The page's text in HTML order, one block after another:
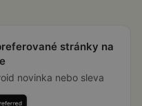
stránky na
novinka nebo sleva